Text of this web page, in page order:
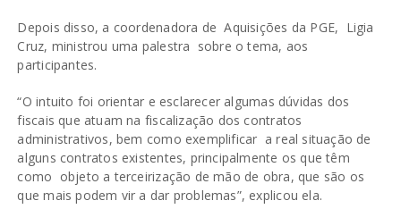
Depois disso, a coordenadora de Aquisições da PGE, Ligia
Cruz, ministrou uma palestra sobre o tema, aos
participantes.
“O intuito foi orientar e esclarecer algumas dúvidas dos
fiscais que atuam na fiscalização dos contratos
administrativos, bem como exemplificar a real situação de
alguns contratos existentes, principalmente os que têm
como objeto a terceirização de mão de obra, que são os
que mais podem vir a dar problemas”, explicou ela.